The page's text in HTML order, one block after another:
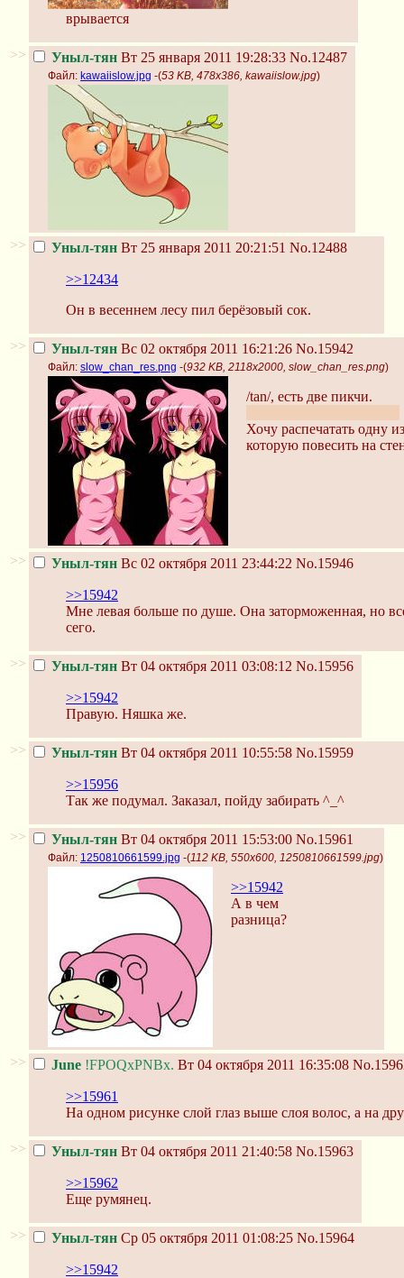
врывается
>> Уныл-тян Вт 25 января 2011 19:28:33 No.12487
Файл: kawaiislow.jpg -(53 KB, 478x386, kawaiislow.jpg)
>> Уныл-тян Вт 25 января 2011 20:21:51 No.12488
>>12434
Он в весеннем лесу пил берёзовый сок.
>> Уныл-тян Вс 02 октября 2011 16:21:26 No.15942
Файл: slow_chan_res.png -(932 KB, 2118x2000, slow_chan_res.png)
/tan/, есть две пикчи.
Хочу распечатать одну
которую повесить на
>> Уныл-тян Вс 02 октября 2011 23:44:22 No.15946
>>15942
Мне левая больше по душе. Она заторможенная, но
сего.
>> Уныл-тян Вт 04 октября 2011 03:08:12 No.15956
>>15942
Правую. Няшка же.
>> Уныл-тян Вт 04 октября 2011 10:55:58 No.15959
>>15956
Так же подумал. Заказал, пойду забирать ^_^
>> Уныл-тян Вт 04 октября 2011 15:53:00 No.15961
Файл: 1250810661599.jpg -(112 KB, 550x600, 1250810661599.jpg)
>>15942
А в чем
разница?
>> June !FPOQxPNBx. Вт 04 октября 2011 16:35:08
>>15961
На одном рисунке слой глаз выше слоя волос, а на
>> Уныл-тян Вт 04 октября 2011 21:40:58 No.15963
>>15962
Еще румянец.
>> Уныл-тян Ср 05 октября 2011 01:08:25 No.15964
>>15942